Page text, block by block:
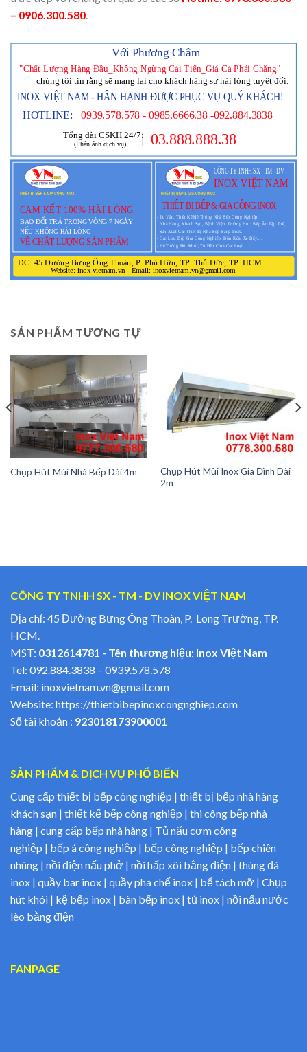
– 0906.300.580.
SẢN PHẨM TƯƠNG TỰ
Chụp Hút Mùi Nhà Bếp Dài 4m
Chụp Hút Mùi Inox Gia Đình Dài
2m
CÔNG TY TNHH SX - TM - DV INOX VIỆT NAM
Địa chỉ: 45 Đường Bưng Ông Thoàn, P. Long Trường, TP.
HCM.
MST: 0312614781 - Tên thương hiệu: Inox Việt Nam
Tel: 092.884.3838 – 0939.578.578
Email: inoxvietnam.vn@gmail.com
Website: https://thietbibepinoxcongnghiep.com
Số tài khoản : 923018173900001
SẢN PHẨM & DỊCH VỤ PHỔ BIẾN
Cung cấp thiết bị bếp công nghiệp | thiết bị bếp nhà hàng
khách sạn | thiết kế bếp công nghiệp | thi công bếp nhà
hàng | cung cấp bếp nhà hàng | Tủ nấu cơm công
nghiệp | bếp á công nghiệp | bếp công nghiệp | bếp chiên
nhúng | nồi điện nấu phở | nồi hấp xôi bằng điện | thùng đá
inox | quầy bar inox | quầy pha chế inox | bể tách mỡ | Chụp
hút khói | kệ bếp inox | bàn bếp inox | tủ inox | nồi nấu nước
lèo bằng điện
FANPAGE